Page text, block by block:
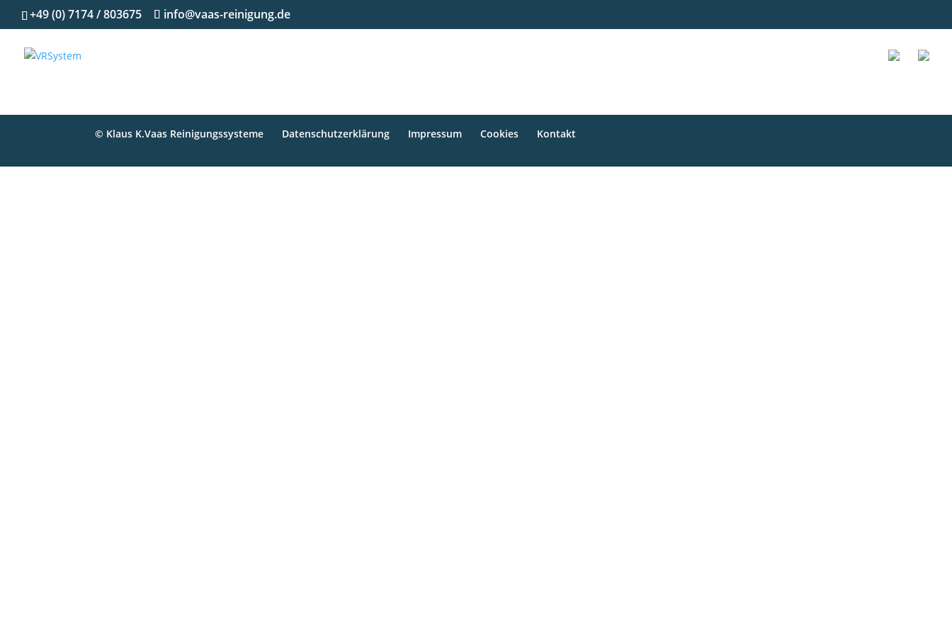
+49 (0) 7174 / 803675 info@vaas-reinigung.de
© Klaus K.Vaas Reinigungssysteme Datenschutzerklärung Impressum Cookies Kontakt